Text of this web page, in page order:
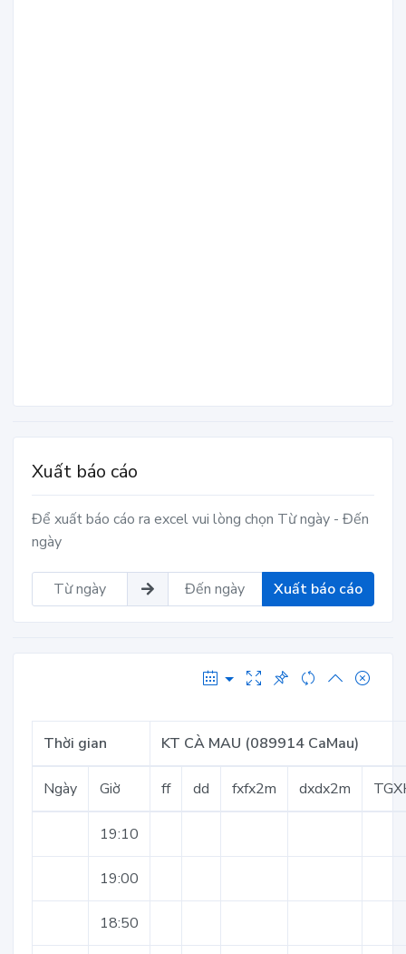
Xuất báo cáo
Để xuất báo cáo ra excel vui lòng chọn Từ ngày - Đến
ngày
Xuất báo cáo
Thời gian KT CÀ MAU (089914 CaMau)
Ngày Giờ ff dd fxfx2m dxdx2m
19:10
19:00
18:50